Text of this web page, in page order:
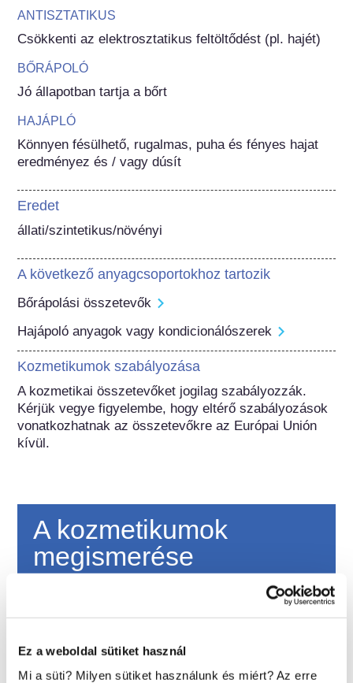
Ez a weboldal sütiket használ
Mi a süti? Milyen sütiket használunk és miért? Az erre
ANTISZTATIKUS
Csökkenti az elektrosztatikus feltöltődést (pl. hajét)
BŐRÁPOLÓ
Jó állapotban tartja a bőrt
HAJÁPLÓ
Könnyen fésülhető, rugalmas, puha és fényes hajat
eredményez és / vagy dúsít
Eredet
állati/szintetikus/növényi
A következő anyagcsoportokhoz tartozik
Bőrápolási összetevők
Hajápoló anyagok vagy kondicionálószerek
Kozmetikumok szabályozása
A kozmetikai összetevőket jogilag szabályozzák.
Kérjük vegye figyelembe, hogy eltérő szabályozások
vonatkozhatnak az összetevőkre az Európai Unión
kívül.
A kozmetikumok
megismerése
biztonságát Európában?
Európai Unióban értékesített kozmetikumok
és testápolási termékek biztonságosan